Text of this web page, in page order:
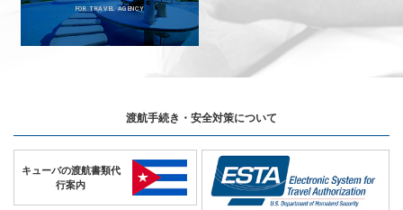
FOR TRAVEL AGENCY
渡航手続き・安全対策について
キューバの渡航書類代
行案内